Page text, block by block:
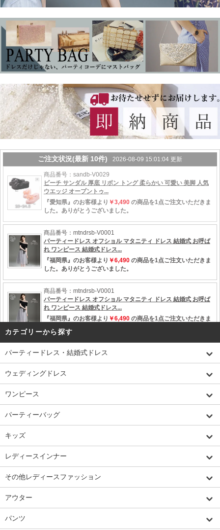
カテゴリーから探す
パーティードレス・結婚式ドレス
ウェディングドレス
ワンピース
パーティーバッグ
キッズ
レディースインナー
その他レディースファッション
アウター
パンツ